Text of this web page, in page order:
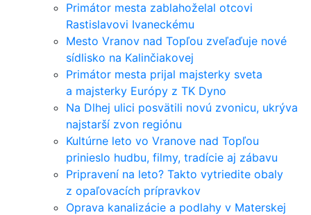
Primátor mesta zablahoželal otcovi
Rastislavovi Ivaneckému
Mesto Vranov nad Topľou zveľaďuje nové
sídlisko na Kalinčiakovej
Primátor mesta prijal majsterky sveta
a majsterky Európy z TK Dyno
Na Dlhej ulici posvätili novú zvonicu, ukrýva
najstarší zvon regiónu
Kultúrne leto vo Vranove nad Topľou
prinieslo hudbu, filmy, tradície aj zábavu
Pripravení na leto? Takto vytriedite obaly
z opaľovacích prípravkov
Oprava kanalizácie a podlahy v Materskej